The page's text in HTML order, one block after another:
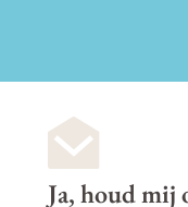
Ja, houd mij